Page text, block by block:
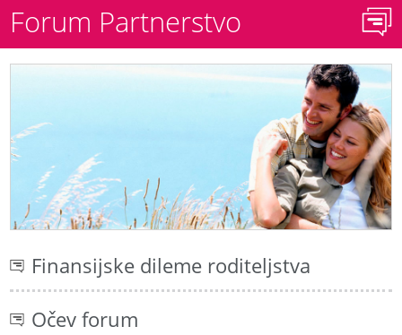
Forum Partnerstvo
Finansijske dileme roditeljstva
Očev forum